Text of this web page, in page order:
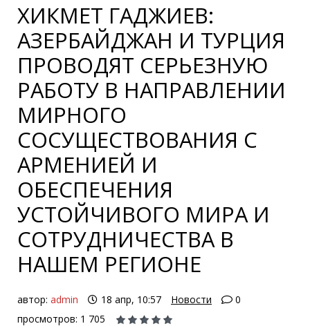
ХИКМЕТ ГАДЖИЕВ:
АЗЕРБАЙДЖАН И ТУРЦИЯ
ПРОВОДЯТ СЕРЬЕЗНУЮ
РАБОТУ В НАПРАВЛЕНИИ
МИРНОГО
СОСУЩЕСТВОВАНИЯ С
АРМЕНИЕЙ И
ОБЕСПЕЧЕНИЯ
УСТОЙЧИВОГО МИРА И
СОТРУДНИЧЕСТВА В
НАШЕМ РЕГИОНЕ
автор: admin 18 апр, 10:57 Новости
0
просмотров: 1 705